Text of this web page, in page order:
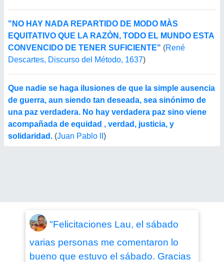
"NO HAY NADA REPARTIDO DE MODO MÀS
EQUITATIVO QUE LA RAZÒN, TODO EL MUNDO ESTA
CONVENCIDO DE TENER SUFICIENTE" (René
Descartes, Discurso del Método, 1637)
Que nadie se haga ilusiones de que la simple ausencia
de guerra, aun siendo tan deseada, sea sinónimo de
una paz verdadera. No hay verdadera paz sino viene
acompañada de equidad , verdad, justicia, y
solidaridad. (Juan Pablo II )
"Felicitaciones Lau, el sábado
varias personas me comentaron lo
bueno que estuvo el sábado. Gracias